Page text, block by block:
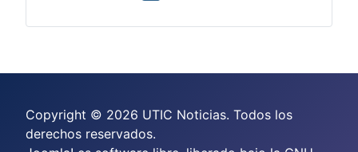
Copyright © 2026 UTIC Noticias. Todos los
derechos reservados.